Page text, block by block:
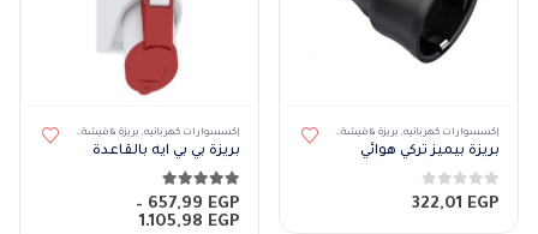
إكسسوارات كهربائيه, بريزة & فيشة, بريزة هوائي
بريزة بيميز تركي هوائي
0من 5 322,01 EGP
إكسسوارات كهربائيه, بريزة & فيشة, بريزة بقاعدة
بريزة بي بي ايه بالقاعدة
5.00من 5
657,99 EGP
–
1.105,98 EGP
نطاق